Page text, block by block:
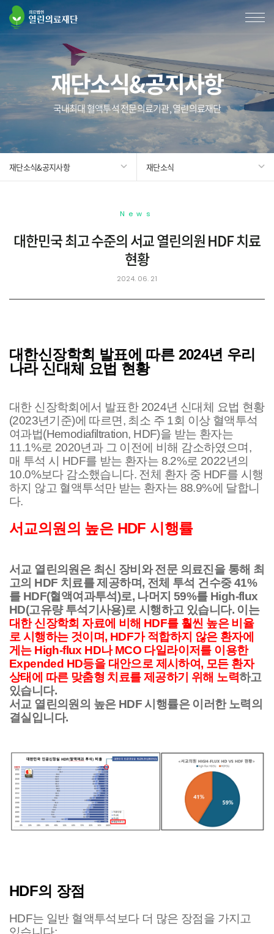
재단소식&공지사항
국내최대 혈액투석 전문의료기관, 열린의료재단
재단소식&공지사항 재단소식
News
대한민국 최고 수준의 서교 열린의원 HDF 치료
현황
2024. 06. 21
대한신장학회 발표에 따른 2024년 우리
나라 신대체 요법 현황
대한 신장학회에서 발표한 2024년 신대체 요법 현황
(2023년기준)에 따르면, 최소 주 1회 이상 혈액투석
여과법(Hemodiafiltration, HDF)을 받는 환자는
11.1%로 2020년과 그 이전에 비해 감소하였으며,
매 투석 시 HDF를 받는 환자는 8.2%로 2022년의
10.0%보다 감소했습니다. 전체 환자 중 HDF를 시행
하지 않고 혈액투석만 받는 환자는 88.9%에 달합니
다.
서교의원의 높은 HDF 시행률
서교 열린의원은 최신 장비와전문 의료진을 통해 최
고의 HDF 치료를 제공하며, 전체 투석 건수중 41%
를 HDF(혈액여과투석)로, 나머지 59%를 High-flux
HD(고유량 투석기사용)로 시행하고 있습니다. 이는
대한 신장학회 자료에 비해 HDF를 훨씬 높은 비율
로 시행하는 것이며, HDF가 적합하지 않은 환자에
게는 High-flux HD나 MCO 다일라이저를 이용한
Expended HD등을 대안으로 제시하여, 모든 환자
상태에 따른 맞춤형 치료를 제공하기 위해 노력하고
있습니다.
서교 열린의원의 높은 HDF 시행률은 이러한 노력의
결실입니다.
HDF의 장점
HDF는 일반 혈액투석보다 더 많은 장점을 가지고